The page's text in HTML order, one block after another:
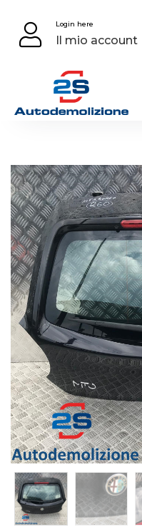
content
Login here
Il mio account